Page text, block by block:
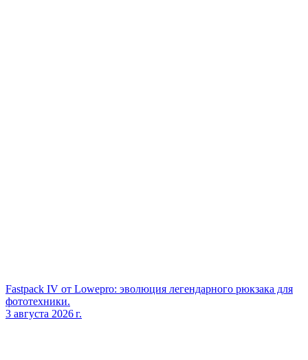
Fastpack IV от Lowepro: эволюция легендарного рюкзака для
фототехники.
3 августа 2026 г.